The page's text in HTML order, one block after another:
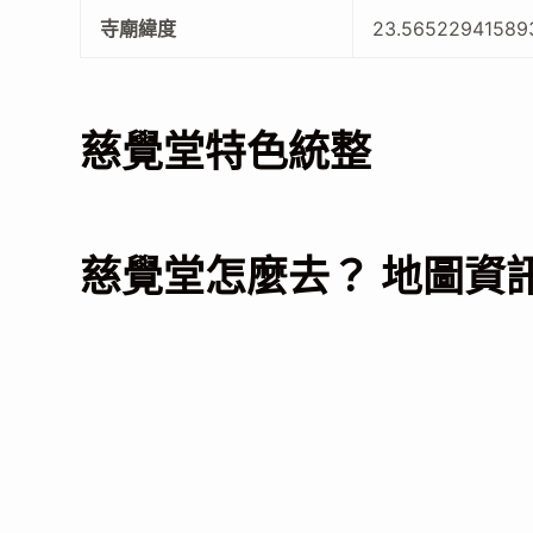
寺廟緯度
慈覺堂特色統整
慈覺堂怎麼去？ 地圖資